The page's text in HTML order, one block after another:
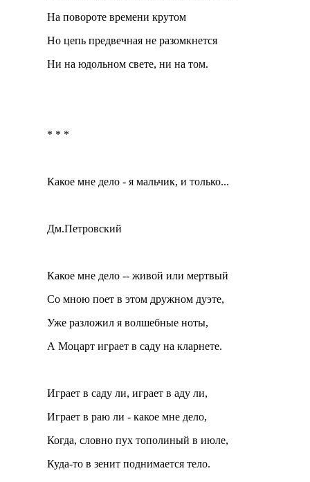
На повороте времени крутом
Но цепь предвечная не разомкнется
Ни на юдольном свете, ни на том.
* * *
Какое мне дело - я мальчик, и только...
Дм.Петровский
Какое мне дело -- живой или мертвый
Со мною поет в этом дружном дуэте,
Уже разложил я волшебные ноты,
А Моцарт играет в саду на кларнете.
Играет в саду ли, играет в аду ли,
Играет в раю ли - какое мне дело,
Когда, словно пух тополиный в июле,
Куда-то в зенит поднимается тело.